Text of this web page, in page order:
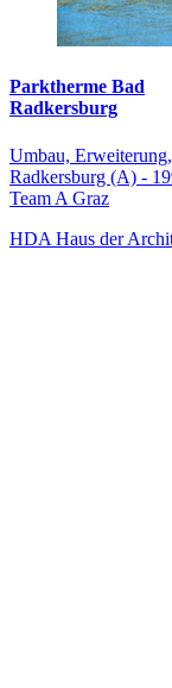
Parktherme Bad
Radkersburg
Umbau,
Radkersburg (A) -
Team A Graz
HDA Haus der